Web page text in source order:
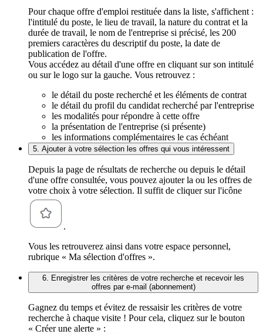
Pour chaque offre d'emploi restituée dans la liste, s'affichent :
l'intitulé du poste, le lieu de travail, la nature du contrat et la
durée de travail, le nom de l'entreprise si précisé, les 200
premiers caractères du descriptif du poste, la date de
publication de l'offre.
Vous accédez au détail d'une offre en cliquant sur son intitulé
ou sur le logo sur la gauche. Vous retrouvez :
le détail du poste recherché et les éléments de contrat
le détail du profil du candidat recherché par l'entreprise
les modalités pour répondre à cette offre
la présentation de l'entreprise (si présente)
les informations complémentaires le cas échéant
5. Ajouter à votre sélection les offres qui vous intéressent
Depuis la page de résultats de recherche ou depuis le détail
d'une offre consultée, vous pouvez ajouter la ou les offres de
votre choix à votre sélection. Il suffit de cliquer sur l'icône
.
Vous les retrouverez ainsi dans votre espace personnel,
rubrique « Ma sélection d'offres ».
6. Enregistrer les critères de votre recherche et recevoir les
offres par e-mail (abonnement)
Gagnez du temps et évitez de ressaisir les critères de votre
recherche à chaque visite ! Pour cela, cliquez sur le bouton
« Créer une alerte » :